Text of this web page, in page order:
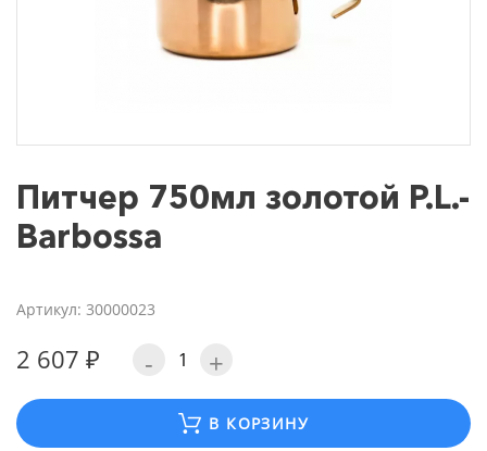
Питчер 750мл золотой P.L.-
Barbossa
Артикул: 30000023
2 607 ₽ - +
В КОРЗИНУ